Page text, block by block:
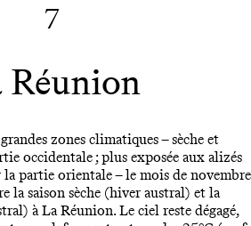
7
Réunion
zones climatiques – sèche et
occidentale ; plus exposée aux alizés
partie orientale – le mois de novembre
la saison sèche (hiver austral) et la
à La Réunion. Le ciel reste dégagé,